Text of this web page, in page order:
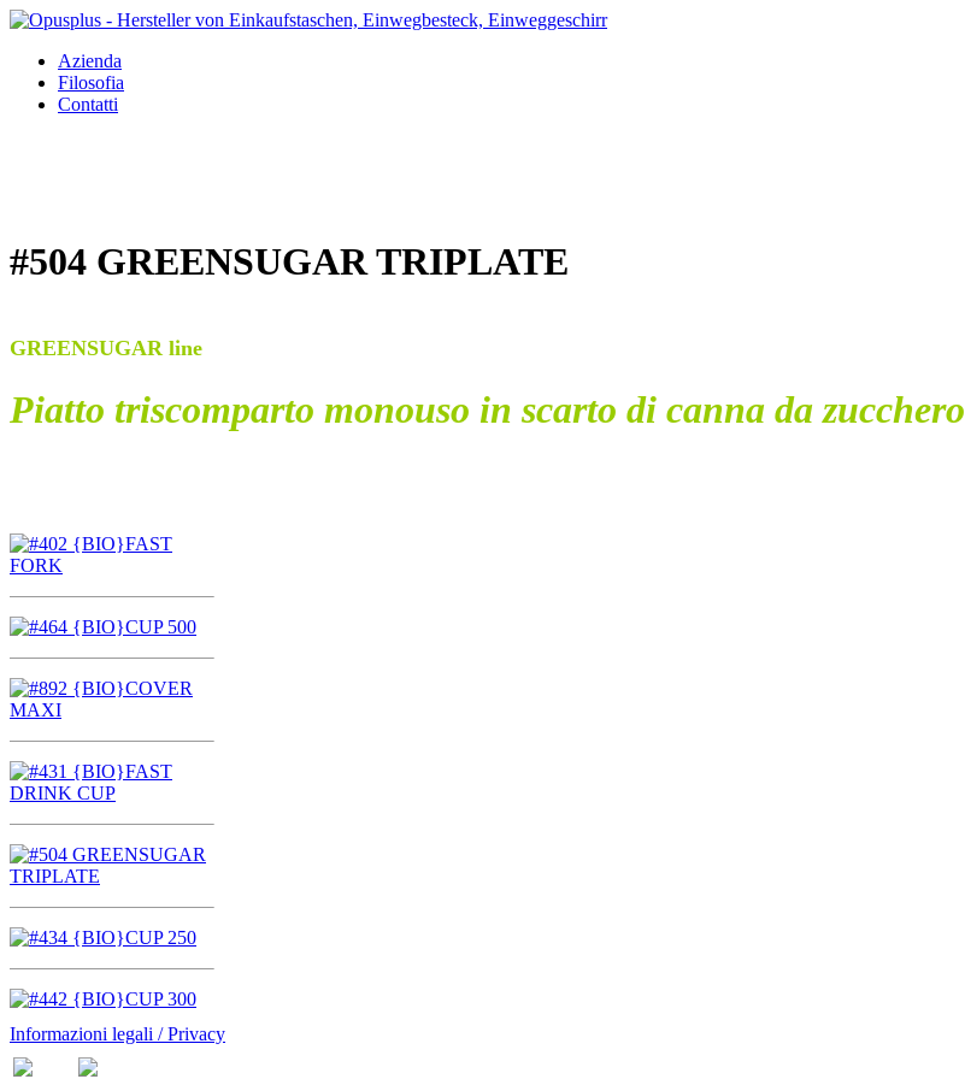
Azienda
Filosofia
Contatti
#504 GREENSUGAR TRIPLATE
GREENSUGAR line
Piatto triscomparto monouso in scarto di canna da zucchero
Informazioni legali / Privacy